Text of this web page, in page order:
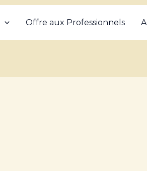
Offre aux Professionnels